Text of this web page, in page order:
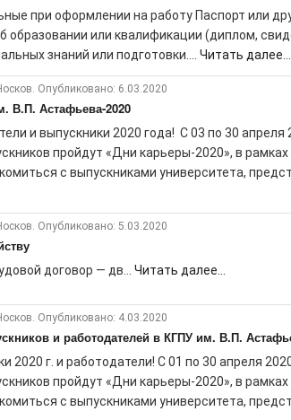
при оформлении на работу Паспорт или
образовании или квалификации (диплом,
знаний или подготовки.... Читать далее...
Опубликовано: 6.03.2020
В.П. Астафьева-2020
и выпускники 2020 года! С 03 по 30 апреля
пройдут «Дни карьеры-2020», в
с выпускниками университета,
Опубликовано: 5.03.2020
договор — дв... Читать далее...
Опубликовано: 4.03.2020
и работодателей в КГПУ им. В.П.
2020 г. и работодатели! С 01 по 30 апреля
пройдут «Дни карьеры-2020», в
с выпускниками университета,